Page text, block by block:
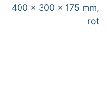
400 x 300 x 175 mm,
rot